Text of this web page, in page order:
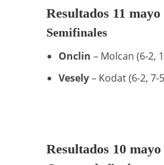
Resultados 11 mayo
Semifinales
Onclin – Molcan (6-2,
Vesely– Kodat (6-2, 7-
Resultados 10 mayo